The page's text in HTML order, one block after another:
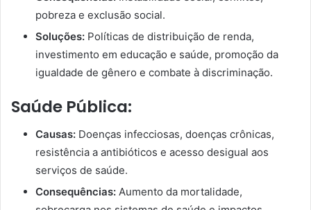
pobreza e exclusão social.
Soluções: Políticas de distribuição de renda,
investimento em educação e saúde, promoção da
igualdade de gênero e combate à discriminação.
Saúde Pública:
Causas: Doenças infecciosas, doenças crônicas,
resistência a antibióticos e acesso desigual aos
serviços de saúde.
Consequências: Aumento da mortalidade,